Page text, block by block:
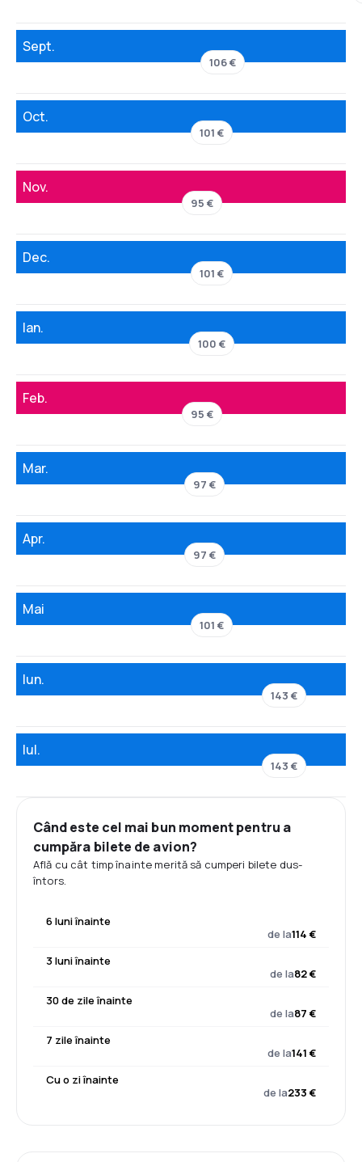
Sept.
106 €
Oct.
101 €
Nov.
95 €
Dec.
101 €
Ian.
100 €
Feb.
95 €
Mar.
97 €
Apr.
97 €
Mai
101 €
Iun.
143 €
Iul.
143 €
Când este cel mai bun moment pentru a
cumpăra bilete de avion?
Află cu cât timp înainte merită să cumperi bilete dus-
întors.
6 luni înainte
de la114 €
3 luni înainte
de la82 €
30 de zile înainte
de la87 €
7 zile înainte
de la141 €
Cu o zi înainte
de la233 €